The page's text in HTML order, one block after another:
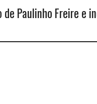
Paulinho Freire e